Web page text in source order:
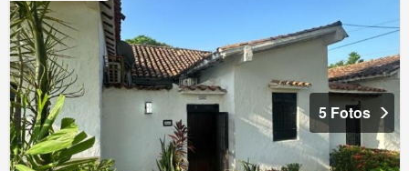
5 Fotos